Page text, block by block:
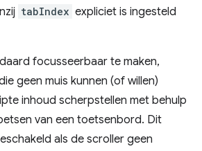
tabIndex expliciet is ingesteld
focusseerbaar te maken,
geen muis kunnen (of willen)
inhoud scherpstellen met behulp
van een toetsenbord. Dit
als de scroller geen